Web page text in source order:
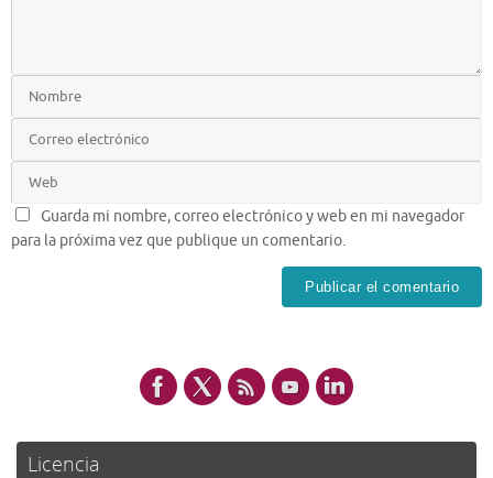
Guarda mi nombre, correo electrónico y web en mi navegador
para la próxima vez que publique un comentario.
Licencia